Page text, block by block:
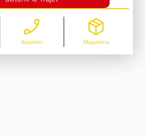
Appeler Magasins